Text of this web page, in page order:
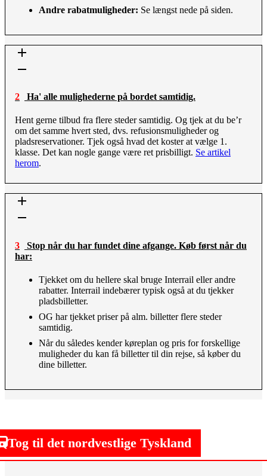
Andre rabatmuligheder: Se længst nede på siden.
2 Ha' alle mulighederne på bordet samtidig.
Hent gerne tilbud fra flere steder samtidig. Og tjek at du be’r
om det samme hvert sted, dvs. refusionsmuligheder og
pladsreservationer. Tjek også hvad det koster at vælge 1.
klasse. Det kan nogle gange være ret prisbilligt. Se artikel
herom.
3 Stop når du har fundet dine afgange. Køb først når du
har:
Tjekket om du hellere skal bruge Interrail eller andre
rabatter. Interrail indebærer typisk også at du tjekker
pladsbilletter.
OG har tjekket priser på alm. billetter flere steder
samtidig.
Når du således kender køreplan og pris for forskellige
muligheder du kan få billetter til din rejse, så køber du
dine billetter.
Tog til det nordvestlige Tyskland